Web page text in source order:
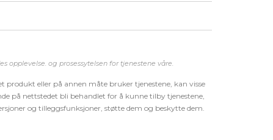
opplevelse. og prosessytelsenfor tjenestene våre.
produkt eller på annen måte bruker tjenestene, kan visse
på nettstedet bli behandlet for å kunne tilby tjenestene,
og tilleggsfunksjoner, støtte dem og beskytte dem.